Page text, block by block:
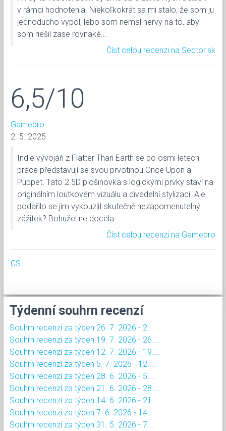
v rámci hodnotenia. Niekoľkokrát sa mi stalo, že som ju
jednoducho vypol, lebo som nemal nervy na to, aby
som riešil zase rovnaké...
Číst celou recenzi na Sector.sk
6,5/10
Gamebro
2. 5. 2025
Indie vývojáři z Flatter Than Earth se po osmi letech
práce představují se svou prvotinou Once Upon a
Puppet. Tato 2.5D plošinovka s logickými prvky staví na
originálním loutkovém vizuálu a divadelní stylizaci. Ale
podařilo se jim vykouzlit skutečně nezapomenutelný
zážitek? Bohužel ne docela.
Číst celou recenzi na Gamebro
CS
Týdenní souhrn recenzí
Souhrn recenzí za týden 26. 7. 2026 - 2....
Souhrn recenzí za týden 19. 7. 2026 - 26....
Souhrn recenzí za týden 12. 7. 2026 - 19....
Souhrn recenzí za týden 5. 7. 2026 - 12....
Souhrn recenzí za týden 28. 6. 2026 - 5....
Souhrn recenzí za týden 21. 6. 2026 - 28....
Souhrn recenzí za týden 14. 6. 2026 - 21....
Souhrn recenzí za týden 7. 6. 2026 - 14....
Souhrn recenzí za týden 31. 5. 2026 - 7....